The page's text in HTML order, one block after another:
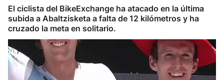
Remo
Baloncesto
Ciclismo
El ciclista del BikeExchange ha atacado en la última
subida a Abaltzisketa a falta de 12 kilómetros y ha
cruzado la meta en solitario.